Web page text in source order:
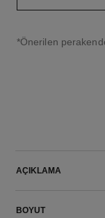
↩
*Önerilen
AÇIKLAMA
BOYUT